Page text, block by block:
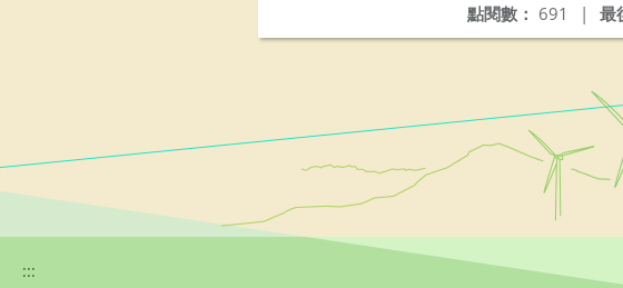
最
點閱數： 691 |
:::